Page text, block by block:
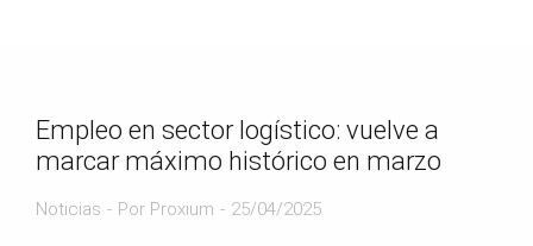
Empleo en sector logístico: vuelve a
marcar máximo histórico en marzo
Noticias Por Proxium 25/04/2025